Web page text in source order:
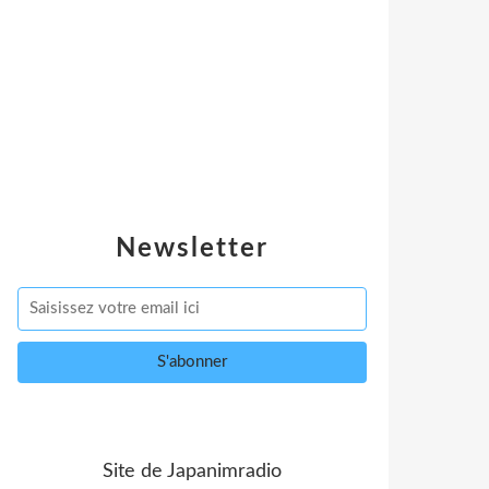
Newsletter
Site de Japanimradio